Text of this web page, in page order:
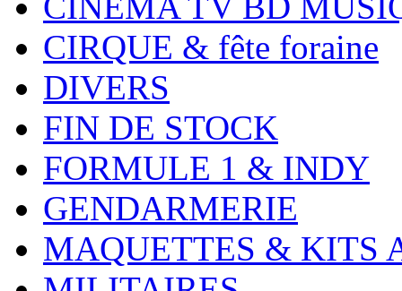
CIRQUE & fête foraine
DIVERS
FIN DE STOCK
FORMULE 1 & INDY
GENDARMERIE
MAQUETTES & KITS